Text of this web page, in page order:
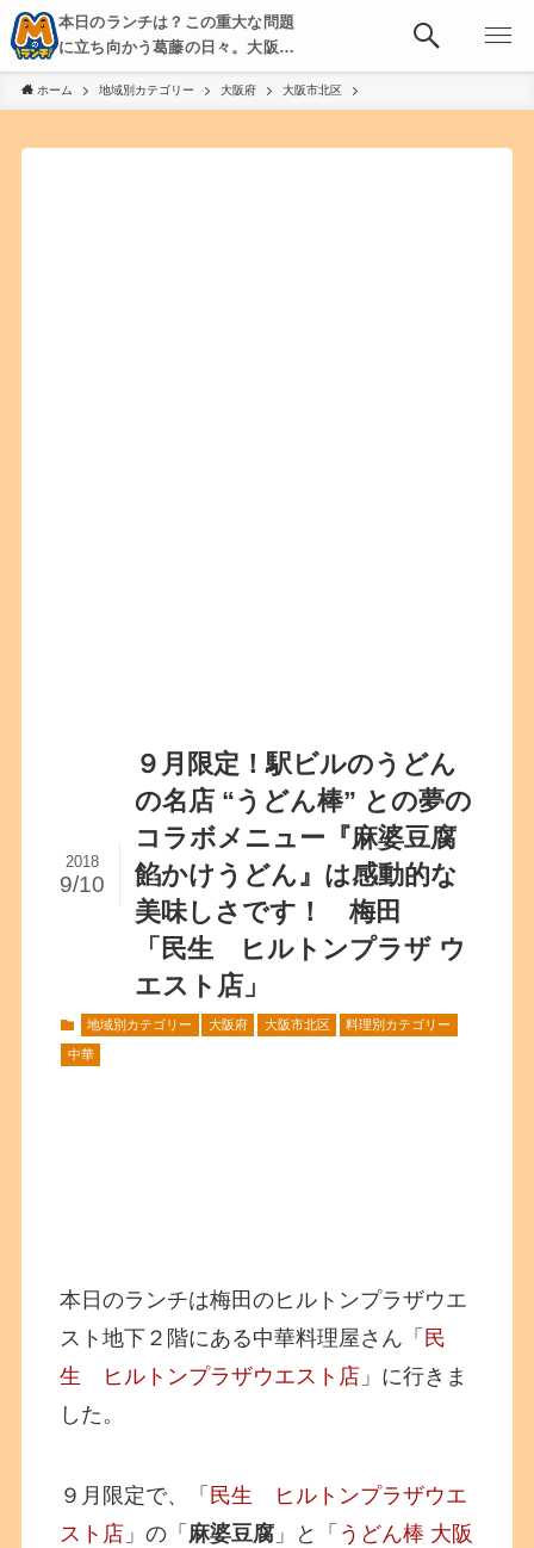
本日のランチは？この重大な問題
に立ち向かう葛藤の日々。大阪・
京都・神戸を中心とした食べ歩
き、飲み歩きを綴る。
ホーム 地域別カテゴリー 大阪府 大阪市北区
９月限定！駅ビルのうどん
の名店 “うどん棒” との夢の
コラボメニュー『麻婆豆腐
餡かけうどん』は感動的な
美味しさです！ 梅田
「民生 ヒルトンプラザ ウ
エスト店」
2018
9/10
地域別カテゴリー 大阪府 大阪市北区 料理別カテゴリー
中華
本日のランチは梅田のヒルトンプラザウエ
スト地下２階にある中華料理屋さん「 民
生 ヒルトンプラザウエスト店 」に行きま
した。
９月限定で、「 民生 ヒルトンプラザウエ
スト店 」の「 麻婆豆腐 」と「 うどん棒 大阪